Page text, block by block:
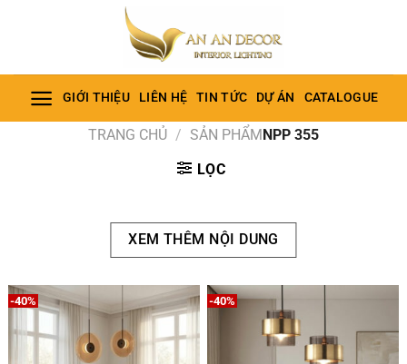
dung
GIỚI THIỆU LIÊN HỆ TIN TỨC DỰ ÁN CATALOGUE
TRANG CHỦ / SẢN PHẨMNPP 355
LỌC
XEM THÊM NỘI DUNG
-40% -40%